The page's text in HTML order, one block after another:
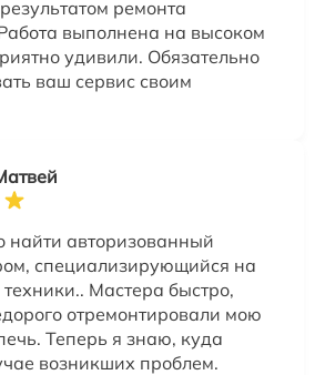
ремонта
выполнена на высоком
удивили. Обязательно
ваш сервис своим
авторизованный
специализирующийся на
Мастера быстро,
отремонтировали мою
Теперь я знаю, куда
возникших проблем.